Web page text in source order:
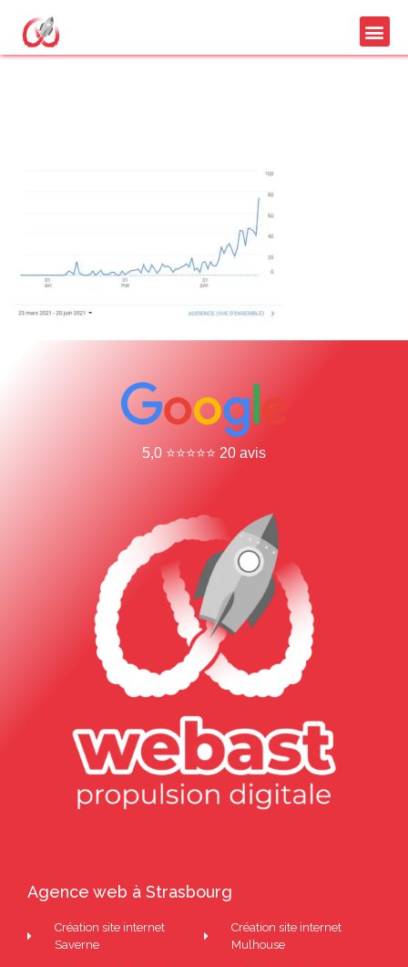
5,0 ⭐⭐⭐⭐⭐ 20 avis
Agence web à Strasbourg
Création site internet
Saverne
Création site internet
Mulhouse